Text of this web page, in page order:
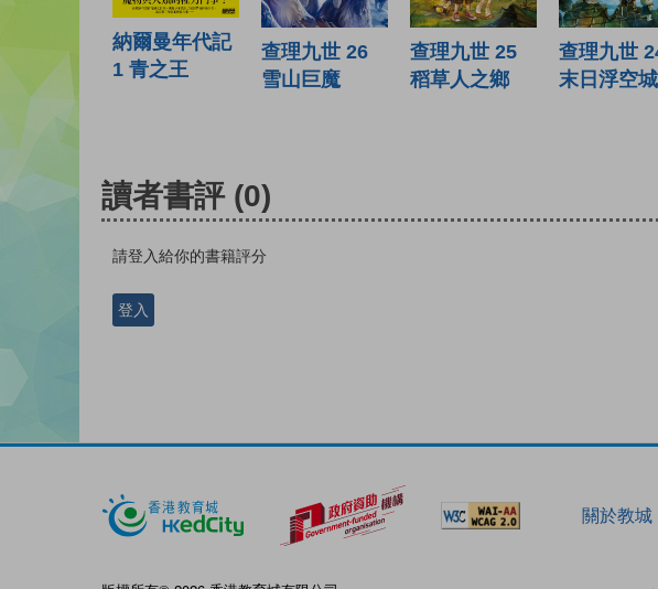
納爾曼年代記
1 青之王
查理九世 26
雪山巨魔
查理九世 25
稻草人之鄉
查理九世
末日浮空城
讀者書評 (0)
請登入給你的書籍評分
登入
關於教城